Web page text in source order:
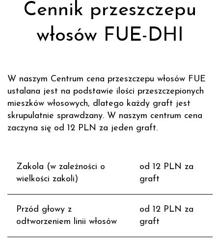
Cennik przeszczepu
włosów FUE-DHI
W naszym Centrum cena przeszczepu włosów FUE
ustalana jest na podstawie ilości przeszczepionych
mieszków włosowych, dlatego każdy graft jest
skrupulatnie sprawdzany. W naszym centrum cena
zaczyna się od 12 PLN za jeden graft.
Zakola (w zależności o
wielkości zakoli)
od 12 PLN za
graft
Przód głowy z
odtworzeniem linii włosów
od 12 PLN za
graft